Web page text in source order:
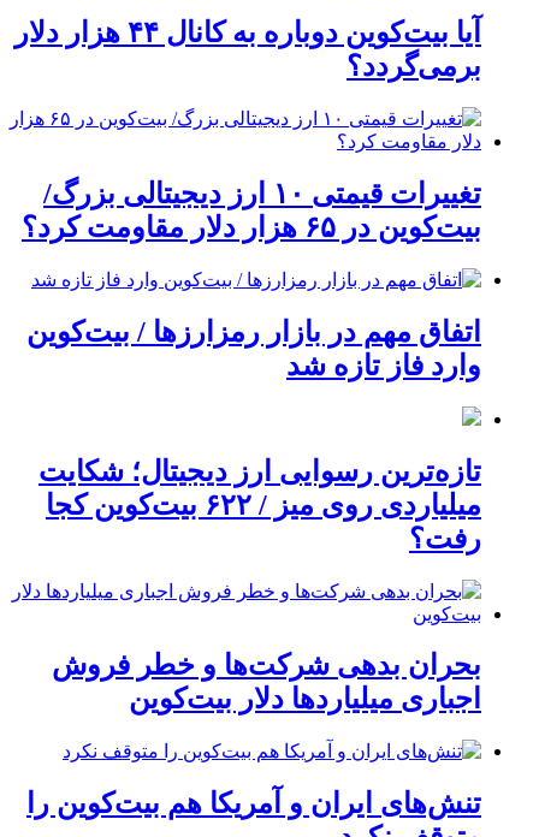
آیا بیت‌کوین دوباره به کانال ۴۴ هزار دلار
برمی‌گردد؟
تغییرات قیمتی ۱۰ ارز دیجیتالی بزرگ/
بیت‌کوین در ۶۵ هزار دلار مقاومت کرد؟
اتفاق مهم در بازار رمزارزها / بیت‌کوین
وارد فاز تازه شد
تازه‌ترین رسوایی ارز دیجیتال؛ شکایت
میلیاردی روی میز / ۶۲۲ بیت‌کوین کجا
رفت؟
بحران بدهی شرکت‌ها و خطر فروش
اجباری میلیاردها دلار بیت‌کوین
تنش‌های ایران و آمریکا هم بیت‌کوین را